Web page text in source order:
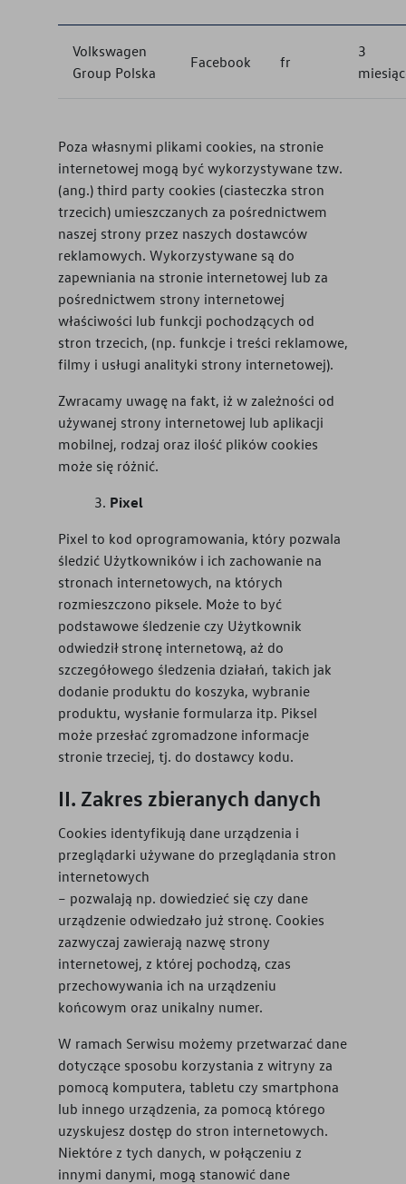
Volkswagen
Group Polska
Facebook fr
3
Poza własnymi plikami cookies, na stronie
internetowej mogą być wykorzystywane tzw.
(ang.) third party cookies (ciasteczka stron
trzecich) umieszczanych za pośrednictwem
naszej strony przez naszych dostawców
reklamowych. Wykorzystywane są do
zapewniania na stronie internetowej lub za
pośrednictwem strony internetowej
właściwości lub funkcji pochodzących od
stron trzecich, (np. funkcje i treści reklamowe,
filmy i usługi analityki strony internetowej).
Zwracamy uwagę na fakt, iż w zależności od
używanej strony internetowej lub aplikacji
mobilnej, rodzaj oraz ilość plików cookies
może się różnić.
Pixel
Pixel to kod oprogramowania, który pozwala
śledzić Użytkowników i ich zachowanie na
stronach internetowych, na których
rozmieszczono piksele. Może to być
podstawowe śledzenie czy Użytkownik
odwiedził stronę internetową, aż do
szczegółowego śledzenia działań, takich jak
dodanie produktu do koszyka, wybranie
produktu, wysłanie formularza itp. Piksel
może przesłać zgromadzone informacje
stronie trzeciej, tj. do dostawcy kodu.
Zakres zbieranych danych
Cookies identyfikują dane urządzenia i
przeglądarki używane do przeglądania stron
internetowych
– pozwalają np. dowiedzieć się czy dane
urządzenie odwiedzało już stronę. Cookies
zazwyczaj zawierają nazwę strony
internetowej, z której pochodzą, czas
przechowywania ich na urządzeniu
końcowym oraz unikalny numer.
W ramach Serwisu możemy przetwarzać dane
dotyczące sposobu korzystania z witryny za
pomocą komputera, tabletu czy smartphona
lub innego urządzenia, za pomocą którego
uzyskujesz dostęp do stron internetowych.
Niektóre z tych danych, w połączeniu z
innymi danymi, mogą stanowić dane